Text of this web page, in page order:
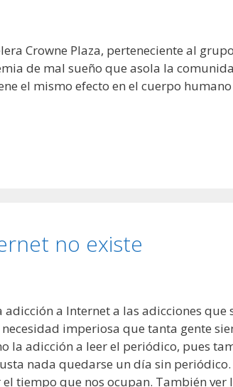
Crowne Plaza, perteneciente al
de mal sueño que asola la
el mismo efecto en el cuerpo
no existe
adicción a Internet a las adicciones
imperiosa que tanta gente
la adicción a leer el periódico, pues
nada quedarse un día sin
tiempo que nos ocupan. También